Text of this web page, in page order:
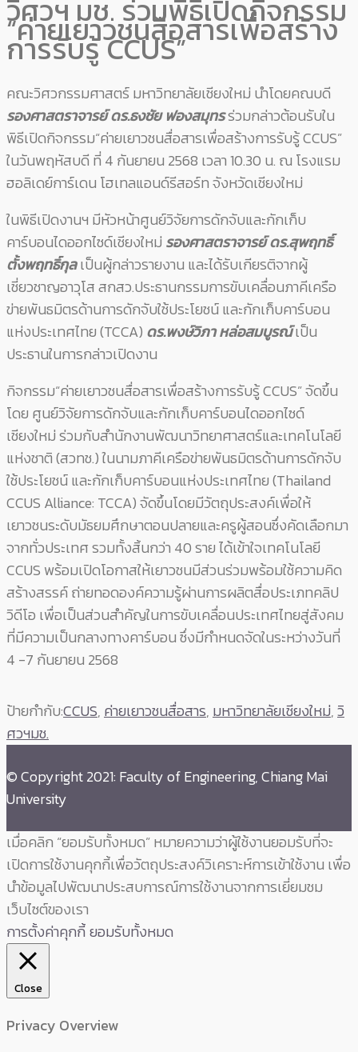
วิศวฯ มช. ร่วมพิธีเปิดกิจกรรม
“ค่ายเยาวชนสื่อสารเพื่อสร้าง
การรับรู้ CCUS”
คณะวิศวกรรมศาสตร์ มหาวิทยาลัยเชียงใหม่ นำโดยคณบดี
รองศาสตราจารย์ ดร.ธงชัย ฟองสมุทรร่วมกล่าวต้อนรับใน
พิธีเปิดกิจกรรม“ค่ายเยาวชนสื่อสารเพื่อสร้างการรับรู้ CCUS”
ในวันพฤหัสบดี ที่ 4 กันยายน 2568 เวลา 10.30 น. ณ โรงแรม
ฮอลิเดย์การ์เดน โฮเทลแอนด์รีสอร์ท จังหวัดเชียงใหม่
ในพิธีเปิดงานฯ มีหัวหน้าศูนย์วิจัยการดักจับและกักเก็บ
คาร์บอนไดออกไซด์เชียงใหม่ รองศาสตราจารย์ ดร.สุพฤทธิ์
ตั้งพฤทธิ์กุลเป็นผู้กล่าวรายงาน และได้รับเกียรติจากผู้
เชี่ยวชาญอาวุโส สกสว.ประธานกรรมการขับเคลื่อนภาคีเครือ
ข่ายพันธมิตรด้านการดักจับใช้ประโยชน์ และกักเก็บคาร์บอน
แห่งประเทศไทย (TCCA) ดร.พงษ์วิภา หล่อสมบูรณ์เป็น
ประธานในการกล่าวเปิดงาน
กิจกรรม“ค่ายเยาวชนสื่อสารเพื่อสร้างการรับรู้ CCUS” จัดขึ้น
โดย ศูนย์วิจัยการดักจับและกักเก็บคาร์บอนไดออกไซด์
เชียงใหม่ ร่วมกับสำนักงานพัฒนาวิทยาศาสตร์และเทคโนโลยี
แห่งชาติ (สวทช.) ในนามภาคีเครือข่ายพันธมิตรด้านการดักจับ
ใช้ประโยชน์ และกักเก็บคาร์บอนแห่งประเทศไทย (Thailand
CCUS Alliance: TCCA) จัดขึ้นโดยมีวัตถุประสงค์เพื่อให้
เยาวชนระดับมัธยมศึกษาตอนปลายและครูผู้สอนซึ่งคัดเลือกมา
จากทั่วประเทศ รวมทั้งสิ้นกว่า 40 ราย ได้เข้าใจเทคโนโลยี
CCUS พร้อมเปิดโอกาสให้เยาวชนมีส่วนร่วมพร้อมใช้ความคิด
สร้างสรรค์ ถ่ายทอดองค์ความรู้ผ่านการผลิตสื่อประเภทคลิป
วิดีโอ เพื่อเป็นส่วนสำคัญในการขับเคลื่อนประเทศไทยสู่สังคม
ที่มีความเป็นกลางทางคาร์บอน ซึ่งมีกำหนดจัดในระหว่างวันที่
4 -7 กันยายน 2568
ป้ายกำกับ:CCUS, ค่ายเยาวชนสื่อสาร, มหาวิทยาลัยเชียงใหม่,วิ
ศวฯมช.
© Copyright 2021: Faculty of Engineering, Chiang Mai
University
เมื่อคลิก “ยอมรับทั้งหมด” หมายความว่าผู้ใช้งานยอมรับที่จะ
เปิดการใช้งานคุกกี้เพื่อวัตถุประสงค์วิเคราะห์การเข้าใช้งาน เพื่อ
นำข้อมูลไปพัฒนาประสบการณ์การใช้งานจากการเยี่ยมชม
เว็บไซต์ของเรา
การตั้งค่าคุกกี้ยอมรับทั้งหมด
Close
Privacy Overview